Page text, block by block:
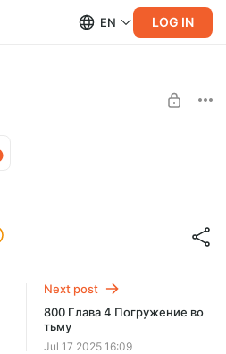
EN LOG IN
от Трампа и каких
СБУ
required:
SUBSCRIBENext post
800 Глава 4 Погружение во
тьму
Jul 17 2025 16:09